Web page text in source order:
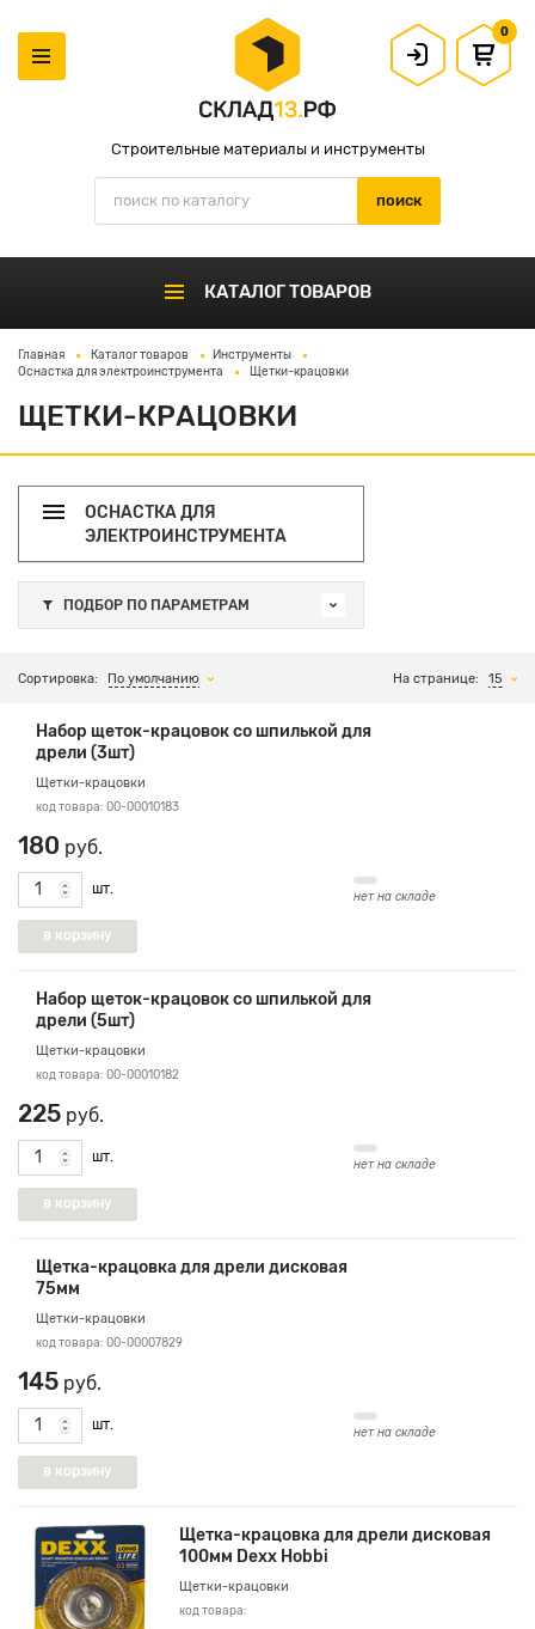
Строительные материалы и инструменты
0
КАТАЛОГ ТОВАРОВ
Главная Каталог товаров
Инструменты
Оснастка для электроинструмента
Щетки-крацовки
ЩЕТКИ-КРАЦОВКИ
ОСНАСТКА ДЛЯ
ЭЛЕКТРОИНСТРУМЕНТА
ПОДБОР ПО ПАРАМЕТРАМ
Сортировка: По умолчанию На странице: 15
Набор щеток-крацовок со шпилькой для
дрели (3шт)
Щетки-крацовки
код товара: 00-00010183
180 руб.
шт. нет на складе
Набор щеток-крацовок со шпилькой для
дрели (5шт)
Щетки-крацовки
код товара: 00-00010182
225 руб.
шт. нет на складе
Щетка-крацовка для дрели дисковая
75мм
Щетки-крацовки
код товара: 00-00007829
145 руб.
шт. нет на складе
Щетка-крацовка для дрели дисковая
100мм Dexx Hobbi
Щетки-крацовки
код товара: